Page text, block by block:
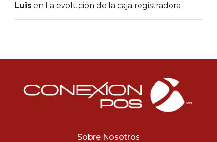
Luis en La evolución de la caja registradora
Sobre Nosotros